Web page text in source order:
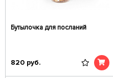
Бутылочка для посланий
820 руб.